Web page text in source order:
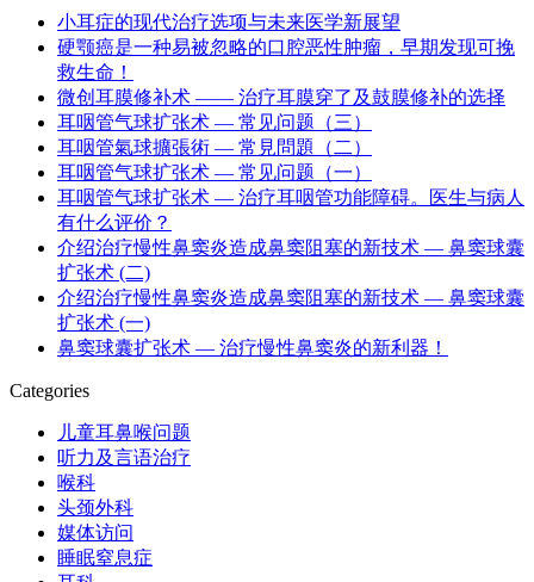
小耳症的现代治疗选项与未来医学新展望
硬颚癌是一种易被忽略的口腔恶性肿瘤，早期发现可挽
救生命！
微创耳膜修补术 —— 治疗耳膜穿了及鼓膜修补的选择
耳咽管气球扩张术 — 常见问题（三）
耳咽管氣球擴張術 — 常見問題（二）
耳咽管气球扩张术 — 常见问题（一）
耳咽管气球扩张术 — 治疗耳咽管功能障碍。医生与病人
有什么评价？
介绍治疗慢性鼻窦炎造成鼻窦阻塞的新技术 — 鼻窦球囊
扩张术 (二)
介绍治疗慢性鼻窦炎造成鼻窦阻塞的新技术 — 鼻窦球囊
扩张术 (一)
鼻窦球囊扩张术 — 治疗慢性鼻窦炎的新利器！
Categories
儿童耳鼻喉问题
听力及言语治疗
喉科
头颈外科
媒体访问
睡眠窒息症